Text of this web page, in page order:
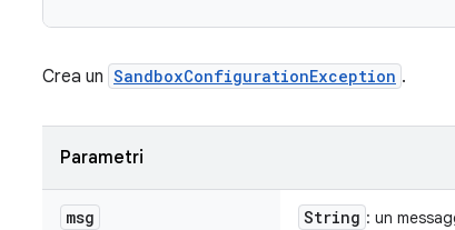
Crea un SandboxConfigurationException .
Parametri
msg String : un